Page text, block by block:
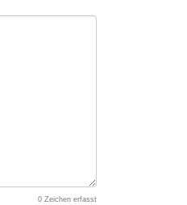
0 Zeichen erfasst